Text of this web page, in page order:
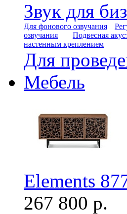
Звук для
Для фонового озвучания
озвучания
Подвесная
настенным креплением
Для
Мебель
Elements
267 800 р.